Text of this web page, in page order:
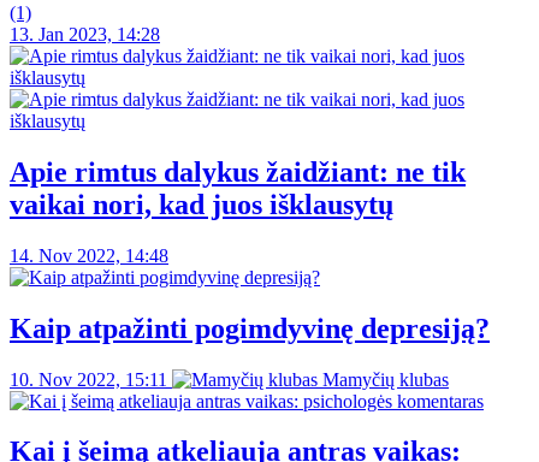
(1)
13. Jan 2023, 14:28
Apie rimtus dalykus žaidžiant: ne tik
vaikai nori, kad juos išklausytų
14. Nov 2022, 14:48
Kaip atpažinti pogimdyvinę depresiją?
10. Nov 2022, 15:11 Mamyčių klubas
Kai į šeimą atkeliauja antras vaikas: